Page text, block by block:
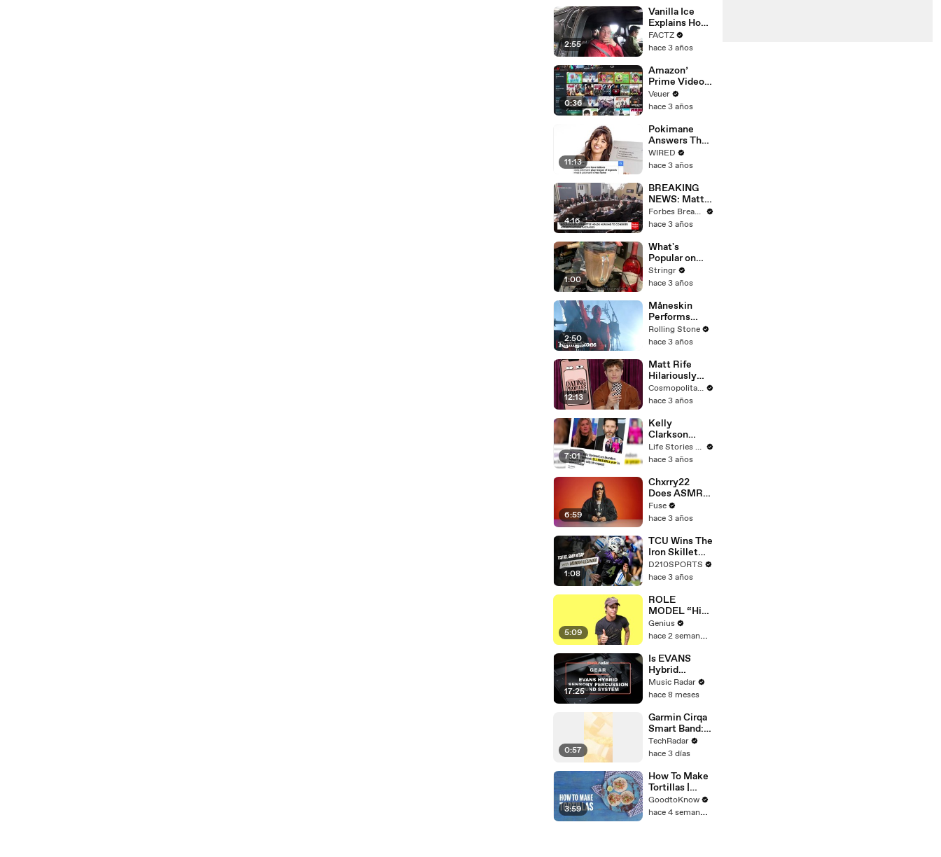
Potential
Merger
2:55
Vanilla Ice
Explains How
the 90’s
Shaped
FACTZ
hace 3 años
0:36
Amazon’
Prime Video
Will Show
Commercials
Year
Veuer
hace 3 años
11:13
Pokimane
Answers The
Web's Most
Searched
WIRED
hace 3 años
4:16
BREAKING
NEWS: Matt
Gaetz Tells
House
'I'm Not Going
To Vote For A
Continuing
Resolution'
Forbes Breaking News
hace 3 años
1:00
What's
Popular on
Uber Eats?
Stringr
hace 3 años
2:50
Måneskin
Performs
"HONEY" at
MSG
Rolling Stone
hace 3 años
12:13
Matt Rife
Hilariously
Roasts Your
Dating
Cosmopolitan
Cosmopolitan USA
hace 3 años
7:01
Kelly
Clarkson
Fights Back
Against
Blackstock In
Devastating
Divorce
Battle
Life Stories By Goalcast
hace 3 años
6:59
Chxrry22
Does ASMR
with Matcha,
Talks Using
Escape &
Touring with
The Weeknd
Fuse
hace 3 años
1:08
TCU Wins The
Iron Skillet
With A 34-17
Win Over
D210SPORTS
hace 3 años
5:09
ROLE
MODEL “High
Hopes 3000”
Lyrics &
Genius
Verified
Genius
hace 2 semanas
17:25
Is EVANS
Hybrid
Sensory
Percussion
Advanced
Drum Setup
Out There?
Music Radar
hace 8 meses
0:57
Garmin Cirqa
Smart Band:
First Look &
Accuracy Test
TechRadar
hace 3 días
3:59
How To Make
Tortillas |
Recipe
GoodtoKnow
hace 4 semanas